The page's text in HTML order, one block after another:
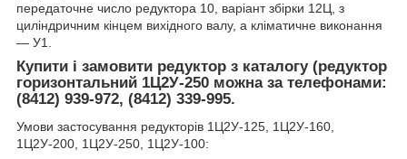
передаточне число редуктора 10, варіант збірки 12Ц, з
циліндричним кінцем вихідного валу, а кліматичне виконання
― У1.
Купити і замовити редуктор з каталогу (редуктор
горизонтальний 1Ц2У-250 можна за телефонами:
(8412) 939-972, (8412) 339-995.
Умови застосування редукторів 1Ц2У-125, 1Ц2У-160,
1Ц2У-200, 1Ц2У-250, 1Ц2У-100: